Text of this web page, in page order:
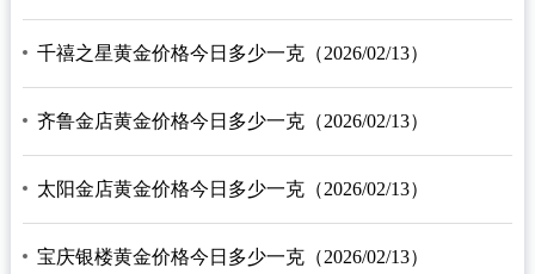
千禧之星黄金价格今日多少一克（2026/02/13）
齐鲁金店黄金价格今日多少一克（2026/02/13）
太阳金店黄金价格今日多少一克（2026/02/13）
宝庆银楼黄金价格今日多少一克（2026/02/13）